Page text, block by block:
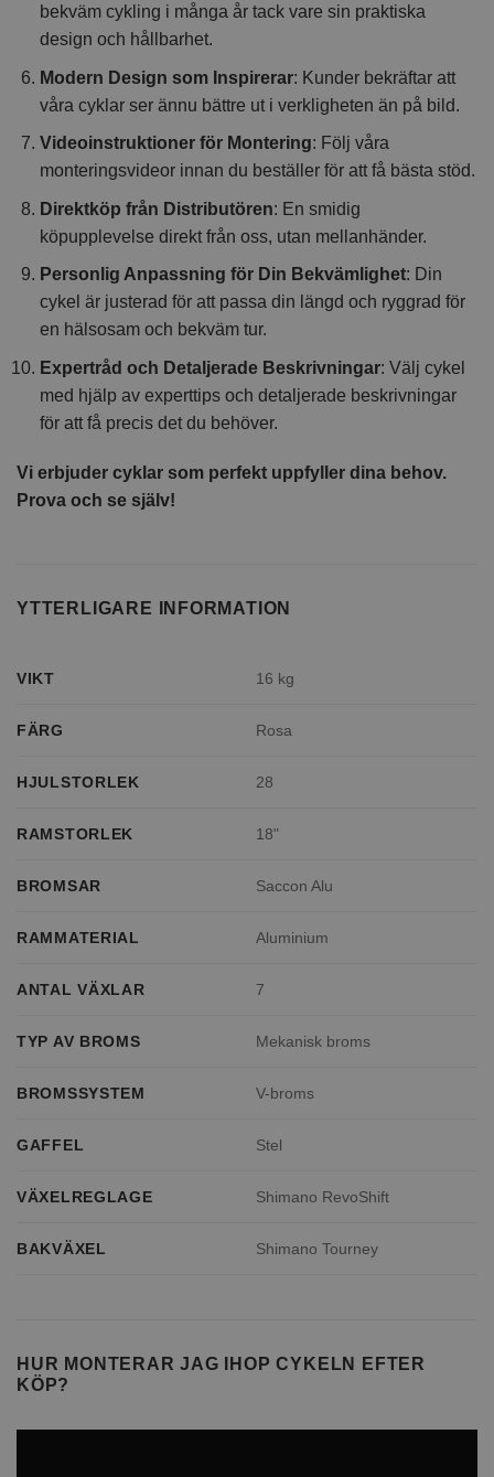
bekväm cykling i många år tack vare sin praktiska
design och hållbarhet.
Modern Design som Inspirerar: Kunder bekräftar att
våra cyklar ser ännu bättre ut i verkligheten än på bild.
Videoinstruktioner för Montering: Följ våra
monteringsvideor innan du beställer för att få bästa stöd.
Direktköp från Distributören: En smidig
köpupplevelse direkt från oss, utan mellanhänder.
Personlig Anpassning för Din Bekvämlighet: Din
cykel är justerad för att passa din längd och ryggrad för
en hälsosam och bekväm tur.
Expertråd och Detaljerade Beskrivningar: Välj cykel
med hjälp av experttips och detaljerade beskrivningar
för att få precis det du behöver.
Vi erbjuder cyklar som perfekt uppfyller dina behov.
Prova och se själv!
YTTERLIGARE INFORMATION
VIKT 16 kg
FÄRG Rosa
HJULSTORLEK 28
RAMSTORLEK 18"
BROMSAR Saccon Alu
RAMMATERIAL Aluminium
ANTAL VÄXLAR 7
TYP AV BROMS Mekanisk broms
BROMSSYSTEM V-broms
GAFFEL Stel
VÄXELREGLAGE Shimano RevoShift
BAKVÄXEL Shimano Tourney
HUR MONTERAR JAG IHOP CYKELN EFTER
KÖP?